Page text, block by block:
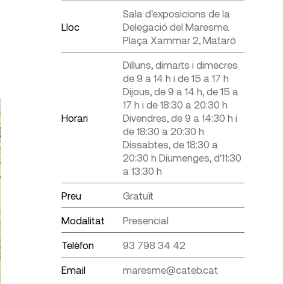
Lloc
Sala d'exposicions de la
Delegació del Maresme.
Plaça Xammar 2, Mataró
Horari
Dilluns, dimarts i dimecres
de 9 a 14 h i de 15 a 17 h
Dijous, de 9 a 14 h, de 15 a
17 h i de 18:30 a 20:30 h
Divendres, de 9 a 14:30 h i
de 18:30 a 20:30 h
Dissabtes, de 18:30 a
20:30 h Diumenges, d'11:30
a 13:30 h
Preu Gratuït
Modalitat Presencial
Telèfon 93 798 34 42
Email maresme@cateb.cat